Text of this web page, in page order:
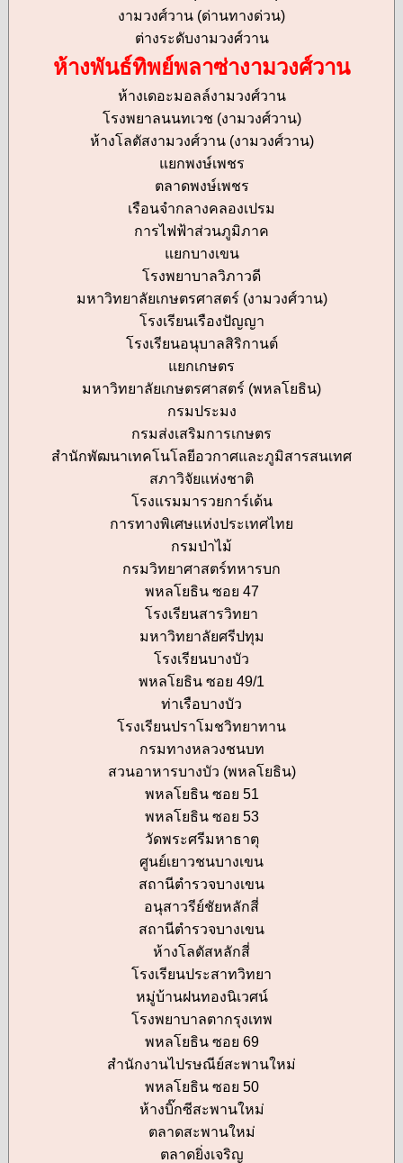
งามวงศ์วาน (ด่านทางด่วน)
ต่างระดับงามวงศ์วาน
ห้างพันธ์ทิพย์พลาซ่างามวงศ์วาน
ห้างเดอะมอลล์งามวงศ์วาน
โรงพยาลนนทเวช (งามวงศ์วาน)
ห้างโลตัสงามวงศ์วาน (งามวงศ์วาน)
แยกพงษ์เพชร
ตลาดพงษ์เพชร
เรือนจำกลางคลองเปรม
การไฟฟ้าส่วนภูมิภาค
แยกบางเขน
โรงพยาบาลวิภาวดี
มหาวิทยาลัยเกษตรศาสตร์ (งามวงศ์วาน)
โรงเรียนเรืองปัญญา
โรงเรียนอนุบาลสิริกานต์
แยกเกษตร
มหาวิทยาลัยเกษตรศาสตร์ (พหลโยธิน)
กรมประมง
กรมส่งเสริมการเกษตร
สำนักพัฒนาเทคโนโลยีอวกาศและภูมิสารสนเทศ
สภาวิจัยแห่งชาติ
โรงแรมมารวยการ์เด้น
การทางพิเศษแห่งประเทศไทย
กรมป่าไม้
กรมวิทยาศาสตร์ทหารบก
พหลโยธิน ซอย 47
โรงเรียนสารวิทยา
มหาวิทยาลัยศรีปทุม
โรงเรียนบางบัว
พหลโยธิน ซอย 49/1
ท่าเรือบางบัว
โรงเรียนปราโมชวิทยาทาน
กรมทางหลวงชนบท
สวนอาหารบางบัว (พหลโยธิน)
พหลโยธิน ซอย 51
พหลโยธิน ซอย 53
วัดพระศรีมหาธาตุ
ศูนย์เยาวชนบางเขน
สถานีตำรวจบางเขน
อนุสาวรีย์ชัยหลักสี่
สถานีตำรวจบางเขน
ห้างโลตัสหลักสี่
โรงเรียนประสาทวิทยา
หมู่บ้านฝนทองนิเวศน์
โรงพยาบาลตากรุงเทพ
พหลโยธิน ซอย 69
สำนักงานไปรษณีย์สะพานใหม่
พหลโยธิน ซอย 50
ห้างบิ๊กซีสะพานใหม่
ตลาดสะพานใหม่
ตลาดยิ่งเจริญ